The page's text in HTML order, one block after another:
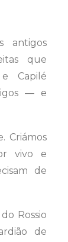
antigos
que
e Capilé
— e
Criámos
vivo e
de
Rossio
de